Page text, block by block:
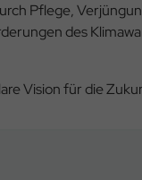
Pflege,
des
Vision für die